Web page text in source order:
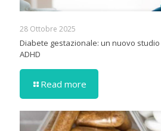
28 Ottobre 2025
Diabete gestazionale: un nuovo
ADHD
Read more